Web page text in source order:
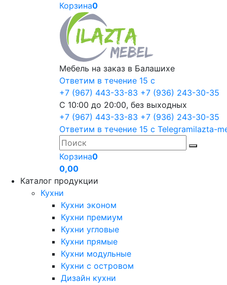
Корзина0
Мебель на заказ в Балашихе
Ответим в течение 15 с
+7 (967) 443-33-83 +7 (936) 243-30-35
С 10:00 до 20:00, без выходных
+7 (967) 443-33-83 +7 (936) 243-30-35
Ответим в течение 15 с Telegramilazta-
Корзина0
0,00
Каталог продукции
Кухни
Кухни эконом
Кухни премиум
Кухни угловые
Кухни прямые
Кухни модульные
Кухни с островом
Дизайн кухни